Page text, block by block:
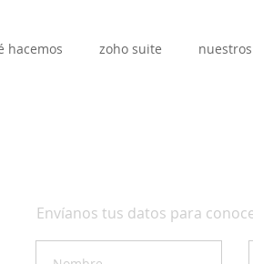
hacemos zoho suite
Envíanos tus datos para